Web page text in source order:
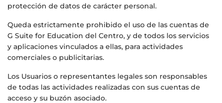
protección de datos de carácter personal.
Queda estrictamente prohibido el uso de las cuentas de
G Suite for Education del Centro, y de todos los servicios
y aplicaciones vinculados a ellas, para actividades
comerciales o publicitarias.
Los Usuarios o representantes legales son responsables
de todas las actividades realizadas con sus cuentas de
acceso y su buzón asociado.